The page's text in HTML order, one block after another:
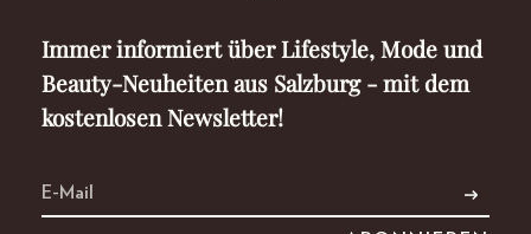
Immer informiert über Lifestyle, Mode und
Beauty-Neuheiten aus Salzburg - mit dem
kostenlosen Newsletter!